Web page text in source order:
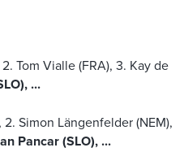
Tom Vialle (FRA), 3. Kay de
...
2. Simon Längenfelder (NEM),
Pancar (SLO), ...